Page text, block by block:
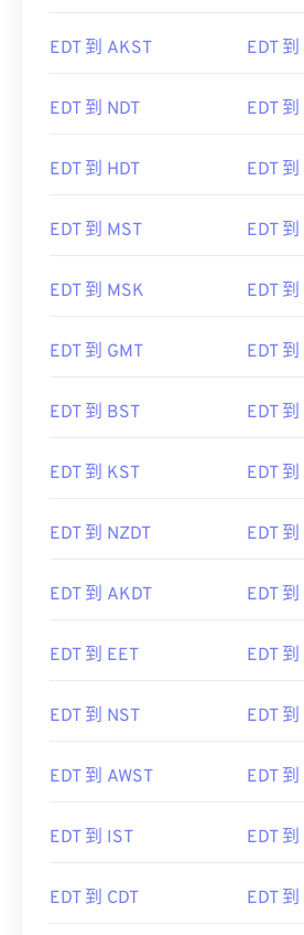
EDT 到 AKST EDT
EDT 到 NDT EDT
EDT 到 HDT EDT
EDT 到 MST EDT
EDT 到 MSK EDT
EDT 到 GMT EDT
EDT 到 BST EDT
EDT 到 KST EDT
EDT 到 NZDT EDT
EDT 到 AKDT EDT 到
EDT 到 EET EDT
EDT 到 NST EDT
EDT 到 AWST EDT
EDT 到 IST EDT
EDT 到 CDT EDT 到